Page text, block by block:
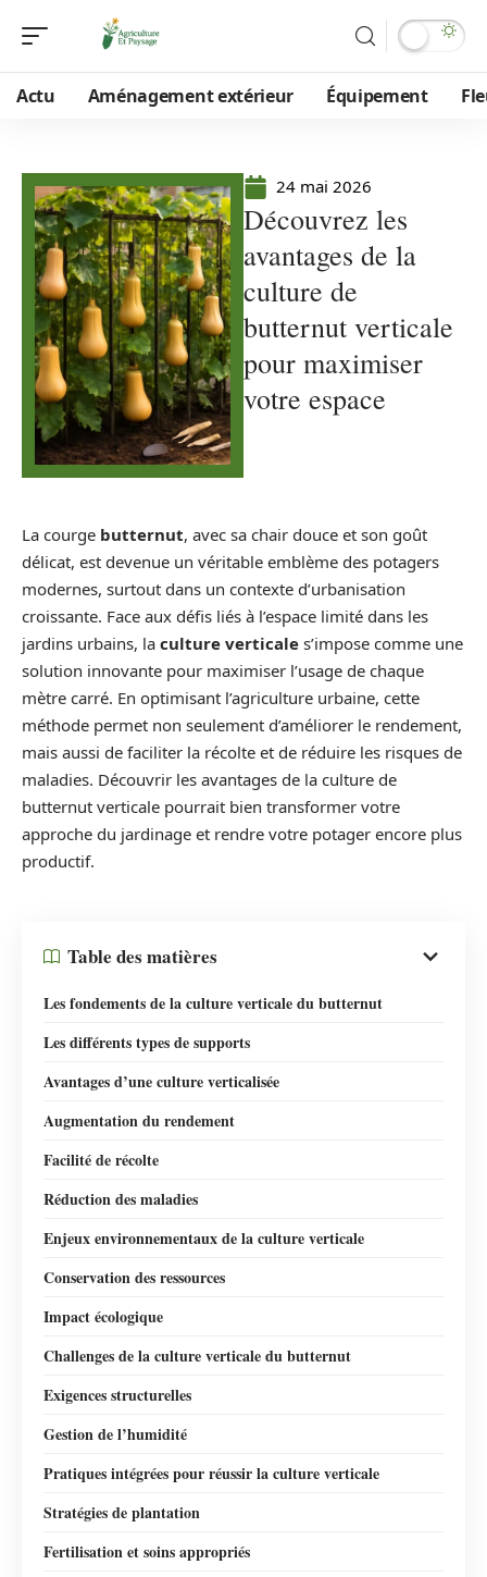
Actu Aménagement extérieur Équipement
24 mai 2026
Découvrez les
avantages de la
culture de
butternut verticale
pour maximiser
votre espace
La courge butternut, avec sa chair douce et son goût
délicat, est devenue un véritable emblème des potagers
modernes, surtout dans un contexte d’urbanisation
croissante. Face aux défis liés à l’espace limité dans les
jardins urbains, la culture verticale s’impose comme une
solution innovante pour maximiser l’usage de chaque
mètre carré. En optimisant l’agriculture urbaine, cette
méthode permet non seulement d’améliorer le rendement,
mais aussi de faciliter la récolte et de réduire les risques de
maladies. Découvrir les avantages de la culture de
butternut verticale pourrait bien transformer votre
approche du jardinage et rendre votre potager encore plus
productif.
Table des matières
Les fondements de la culture verticale du butternut
Les différents types de supports
Avantages d’une culture verticalisée
Augmentation du rendement
Facilité de récolte
Réduction des maladies
Enjeux environnementaux de la culture verticale
Conservation des ressources
Impact écologique
Challenges de la culture verticale du butternut
Exigences structurelles
Gestion de l’humidité
Pratiques intégrées pour réussir la culture verticale
Stratégies de plantation
Fertilisation et soins appropriés